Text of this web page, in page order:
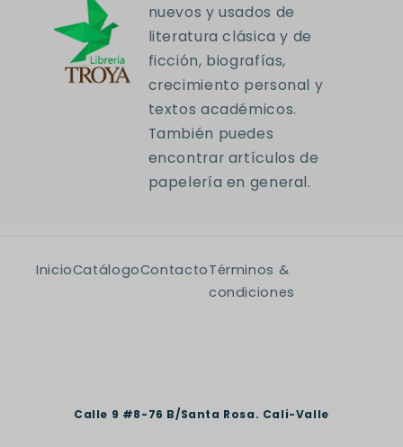
nuevos y usados de
literatura clásica y de
ficción, biografías,
crecimiento personal y
textos académicos.
También puedes
encontrar artículos de
papelería en general.
InicioCatálogoContactoTérminos &
condiciones
Calle 9 #8-76 B/Santa Rosa. Cali-Valle